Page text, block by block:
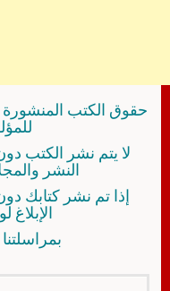
حقوق الكتب
لا يتم نشر الكتب
النشر
إذا تم نشر كتابك